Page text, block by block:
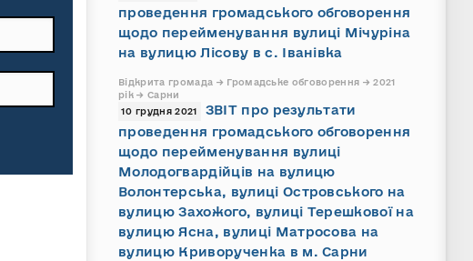
проведення громадського обговорення
щодо перейменування вулиці Мічуріна
на вулицю Лісову в с. Іванівка
Відкрита громада → Громадське обговорення → 2021
рік → Сарни
10 грудня 2021
ЗВІТ про результати
проведення громадського обговорення
щодо перейменування вулиці
Молодогвардійців на вулицю
Волонтерська, вулиці Островського на
вулицю Захожого, вулиці Терешкової на
вулицю Ясна, вулиці Матросова на
вулицю Криворученка в м. Сарни